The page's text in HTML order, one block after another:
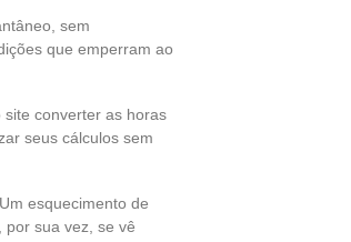
sem
que emperram ao
converter as horas
seus cálculos sem
esquecimento de
sua vez, se vê